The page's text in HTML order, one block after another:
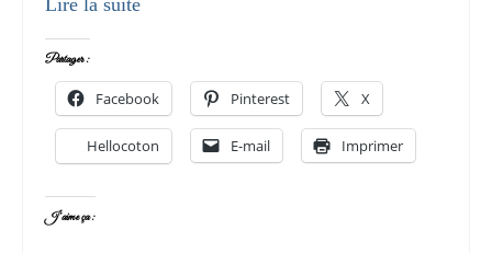
Lire la suite­­
Partager :
Facebook Pinterest X
Hellocoton E-mail Imprimer
J’aime ça :